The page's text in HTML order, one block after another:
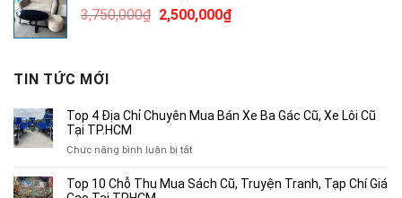
300,000₫.
3,750,000₫ Giá
2,500,000₫Giá
TIN TỨC MỚI
Top 4 Địa Chỉ Chuyên Mua Bán Xe Ba Gác Cũ, Xe Lôi Cũ
Tại TP.HCM
Chức năng bình luận bị tắtở
4
Top 10 Chỗ Thu Mua Sách Cũ, Truyện Tranh, Tạp Chí Giá